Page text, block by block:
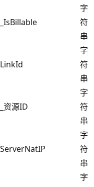
_IsBillable
字
符
串
LinkId
字
符
串
_资源ID
字
符
串
ServerNatIP
字
符
串
字